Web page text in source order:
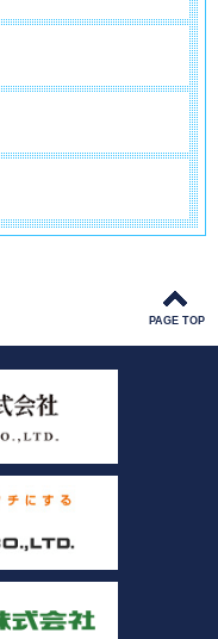
PAGE TOP